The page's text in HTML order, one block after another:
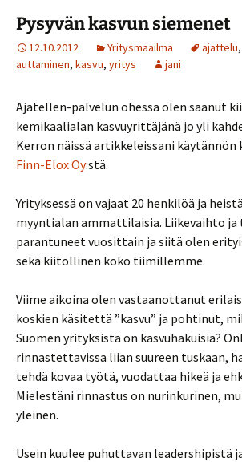
Pysyvän kasvun siemenet
12.10.2012 Yritysmaailma ajattelu,
auttaminen, kasvu, yritys jani
Ajatellen-palvelun ohessa olen saanut
kemikaalialan kasvuyrittäjänä jo yli
Kerron näissä artikkeleissani käytännön
Finn-Elox Oy:stä.
Yrityksessä on vajaat 20 henkilöä ja
myyntialan ammattilaisia. Liikevaihto ja
parantuneet vuosittain ja siitä olen
sekä kiitollinen koko tiimillemme.
Viime aikoina olen vastaanottanut
koskien käsitettä ”kasvu” ja pohtinut,
Suomen yrityksistä on kasvuhakuisia?
rinnastettavissa liian suureen tuskaan,
tehdä kovaa työtä, vuodattaa hikeä ja
Mielestäni rinnastus on nurinkurinen,
yleinen.
Usein kuulee puhuttavan leadershipistä